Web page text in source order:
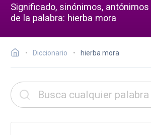
Significado, sinónimos,
de la palabra: hierba mora
Diccionario hierba mora